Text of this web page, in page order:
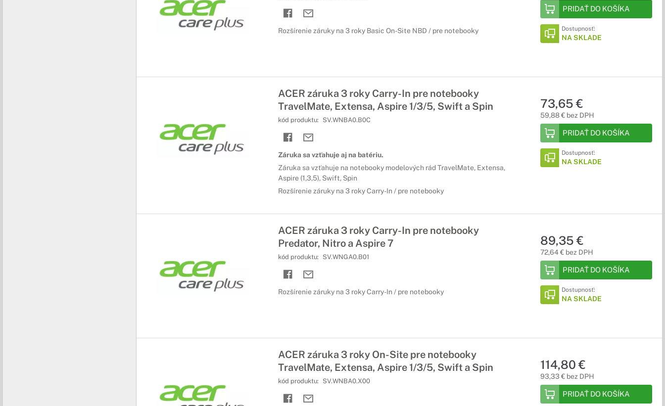
Rozšírenie záruky na 3 roky Basic On-Site NBD / pre notebooky
PRIDAŤ DO KOŠÍKA
Dostupnosť:
NA SKLADE
ACER záruka 3 roky Carry-In pre notebooky
TravelMate, Extensa, Aspire 1/3/5, Swift a Spin
kód produktu: SV.WNBA0.B0C
Záruka sa vzťahuje aj na batériu.
Záruka sa vzťahuje na notebooky modelových rád TravelMate, Extensa,
Aspire (1,3,5), Swift, Spin
Rozšírenie záruky na 3 roky Carry-In / pre notebooky
73,65 €
59,88 € bez DPH
PRIDAŤ DO KOŠÍKA
Dostupnosť:
NA SKLADE
ACER záruka 3 roky Carry-In pre notebooky
Predator, Nitro a Aspire 7
kód produktu: SV.WNGA0.B01
Rozšírenie záruky na 3 roky Carry-In / pre notebooky
89,35 €
72,64 € bez DPH
PRIDAŤ DO KOŠÍKA
Dostupnosť:
NA SKLADE
ACER záruka 3 roky On-Site pre notebooky
TravelMate, Extensa, Aspire 1/3/5, Swift a Spin
kód produktu: SV.WNBA0.X00
114,80 €
93,33 € bez DPH
PRIDAŤ DO KOŠÍKA